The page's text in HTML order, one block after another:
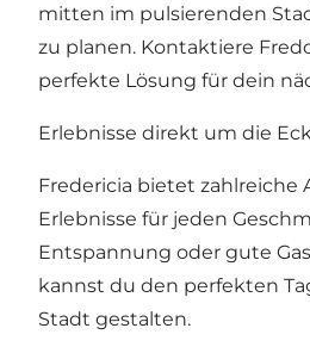
mitten im pulsierenden
zu planen. Kontaktiere
perfekte Lösung für dein
Erlebnisse direkt um die
Fredericia bietet zahlreiche
Erlebnisse für jeden
Entspannung oder gute
kannst du den perfekten
Stadt gestalten.